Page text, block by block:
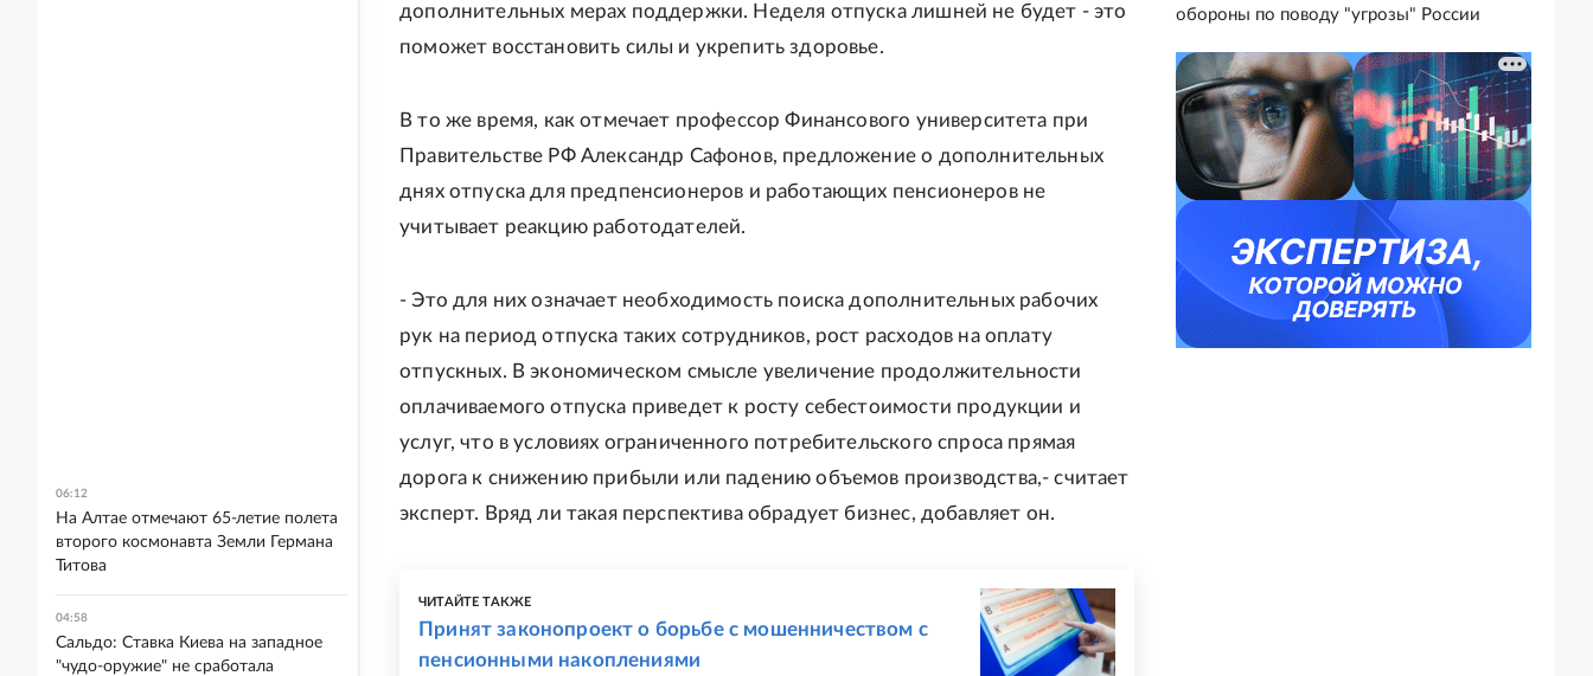
дополнительных мерах поддержки. Неделя отпуска лишней не будет - это
поможет восстановить силы и укрепить здоровье.
В то же время, как отмечает профессор Финансового университета при
Правительстве РФ Александр Сафонов, предложение о дополнительных
днях отпуска для предпенсионеров и работающих пенсионеров не
учитывает реакцию работодателей.
- Это для них означает необходимость поиска дополнительных рабочих
рук на период отпуска таких сотрудников, рост расходов на оплату
отпускных. В экономическом смысле увеличение продолжительности
оплачиваемого отпуска приведет к росту себестоимости продукции и
услуг, что в условиях ограниченного потребительского спроса прямая
дорога к снижению прибыли или падению объемов производства,- считает
эксперт. Вряд ли такая перспектива обрадует бизнес, добавляет он.
ЧИТАЙТЕ ТАКЖЕ
Принят законопроект о борьбе с мошенничеством с
пенсионными накоплениями
обороны по поводу "угрозы" России
06:12
На Алтае отмечают 65-летие полета
второго космонавта Земли Германа
Титова
04:58
Сальдо: Ставка Киева на западное
"чудо-оружие" не сработала